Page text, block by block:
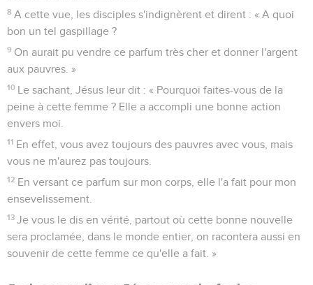
8 A cette vue, les disciples s'indignèrent et dirent : « A quoi
bon un tel gaspillage ?
9 On aurait pu vendre ce parfum très cher et donner l'argent
aux pauvres. »
10 Le sachant, Jésus leur dit : « Pourquoi faites-vous de la
peine à cette femme ? Elle a accompli une bonne action
envers moi.
11 En effet, vous avez toujours des pauvres avec vous, mais
vous ne m'aurez pas toujours.
12 En versant ce parfum sur mon corps, elle l'a fait pour mon
ensevelissement.
13 Je vous le dis en vérité, partout où cette bonne nouvelle
sera proclamée, dans le monde entier, on racontera aussi en
souvenir de cette femme ce qu'elle a fait. »